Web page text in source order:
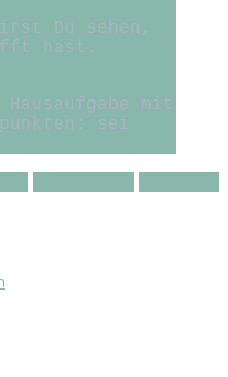
Du sehen,
hast.
mit
sei